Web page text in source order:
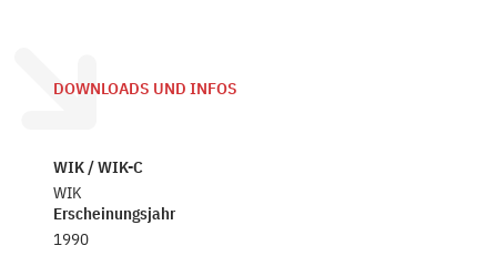
DOWNLOADS UND INFOS
WIK / WIK-C
WIK
Erscheinungsjahr
1990